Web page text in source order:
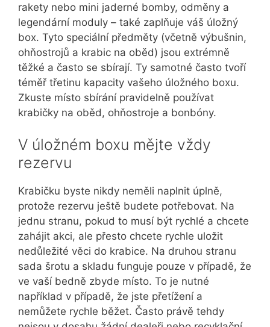
rakety nebo mini jaderné bomby, odměny a
legendární moduly – také zaplňuje váš úložný
box. Tyto speciální předměty (včetně výbušnin,
ohňostrojů a krabic na oběd) jsou extrémně
těžké a často se sbírají. Ty samotné často tvoří
téměř třetinu kapacity vašeho úložného boxu.
Zkuste místo sbírání pravidelně používat
krabičky na oběd, ohňostroje a bonbóny.
V úložném boxu mějte vždy
rezervu
Krabičku byste nikdy neměli naplnit úplně,
protože rezervu ještě budete potřebovat. Na
jednu stranu, pokud to musí být rychlé a chcete
zahájit akci, ale přesto chcete rychle uložit
nedůležité věci do krabice. Na druhou stranu
sada šrotu a skladu funguje pouze v případě, že
ve vaší bedně zbyde místo. To je nutné
například v případě, že jste přetížení a
nemůžete rychle běžet. Často právě tehdy